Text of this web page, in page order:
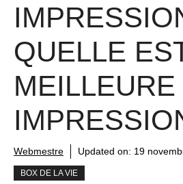
QUELLE
MEILLEURE
Webmestre Updated on: 19
BOX DE LA VIE